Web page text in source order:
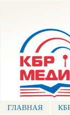
ГЛАВНАЯ